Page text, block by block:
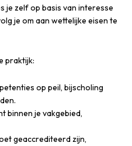
je zelf op basis van interesse
je om aan wettelijke eisen te
praktijk:
op peil, bijscholing
binnen je vakgebied,
geaccrediteerd zijn,